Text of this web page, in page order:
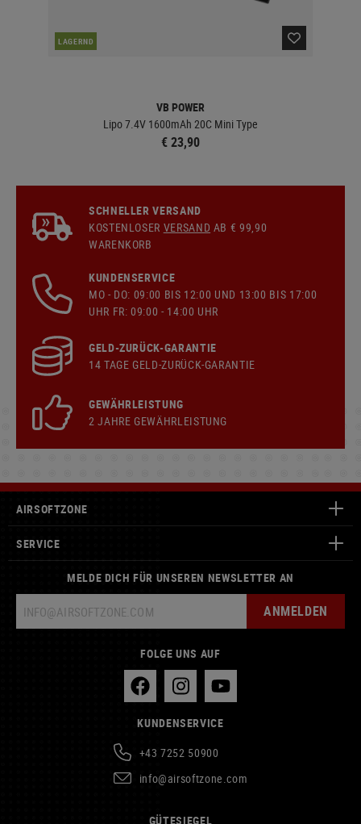
LAGERND
VB POWER
Lipo 7.4V 1600mAh 20C Mini Type
€ 23,90
SCHNELLER VERSAND
KOSTENLOSER VERSAND AB € 99,90
WARENKORB
KUNDENSERVICE
MO - DO: 09:00 BIS 12:00 UND 13:00 BIS 17:00
UHR FR: 09:00 - 14:00 UHR
GELD-ZURÜCK-GARANTIE
14 TAGE GELD-ZURÜCK-GARANTIE
GEWÄHRLEISTUNG
2 JAHRE GEWÄHRLEISTUNG
AIRSOFTZONE
SERVICE
MELDE DICH FÜR UNSEREN NEWSLETTER AN
ANMELDEN
FOLGE UNS AUF
KUNDENSERVICE
+43 7252 50900
info@airsoftzone.com
GÜTESIEGEL